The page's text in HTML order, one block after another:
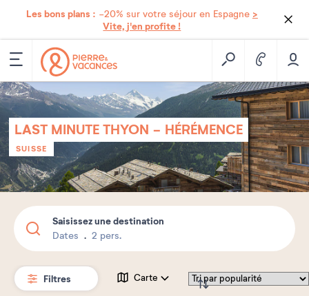
Les bons plans : -20% sur votre séjour en Espagne >
Vite, j'en profite !
LAST MINUTE THYON - HÉRÉMENCE
SUISSE
Saisissez une destination
Dates 2 pers.
Filtres Carte